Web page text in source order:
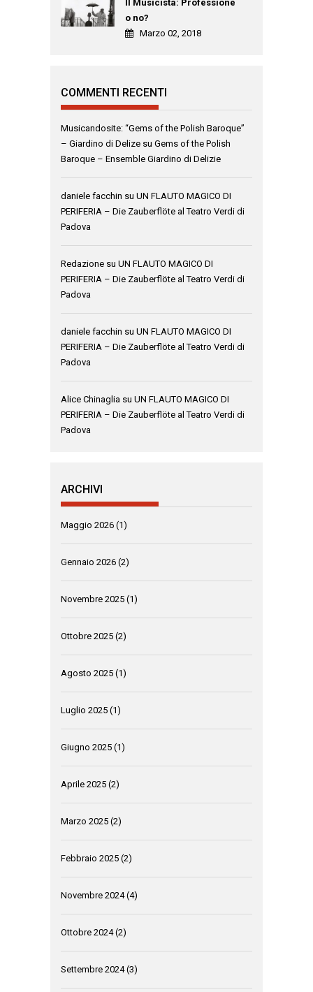
Il Musicista: Professione
o no?
Marzo 02, 2018
COMMENTI RECENTI
Musicandosite: “Gems of the Polish Baroque”
– Giardino di Delize su Gems of the Polish
Baroque – Ensemble Giardino di Delizie
daniele facchin su UN FLAUTO MAGICO DI
PERIFERIA – Die Zauberflöte al Teatro Verdi di
Padova
Redazione su UN FLAUTO MAGICO DI
PERIFERIA – Die Zauberflöte al Teatro Verdi di
Padova
daniele facchin su UN FLAUTO MAGICO DI
PERIFERIA – Die Zauberflöte al Teatro Verdi di
Padova
Alice Chinaglia su UN FLAUTO MAGICO DI
PERIFERIA – Die Zauberflöte al Teatro Verdi di
Padova
ARCHIVI
Maggio 2026 (1)
Gennaio 2026 (2)
Novembre 2025 (1)
Ottobre 2025 (2)
Agosto 2025 (1)
Luglio 2025 (1)
Giugno 2025 (1)
Aprile 2025 (2)
Marzo 2025 (2)
Febbraio 2025 (2)
Novembre 2024(4)
Ottobre 2024(2)
Settembre 2024(3)